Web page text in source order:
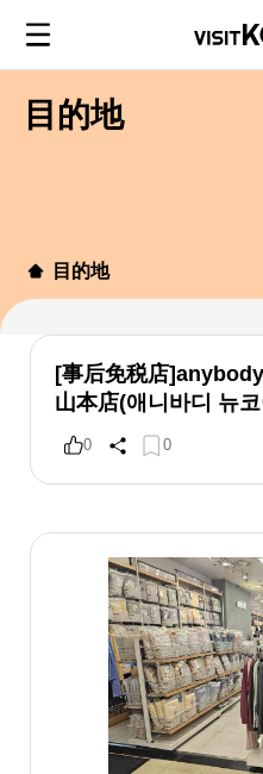
目的地
目的地
[事后免税店
山本店(애니바디 뉴
0 0